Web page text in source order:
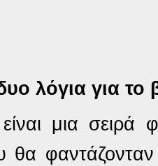
λόγια για το
είναι μια σειρά
θα